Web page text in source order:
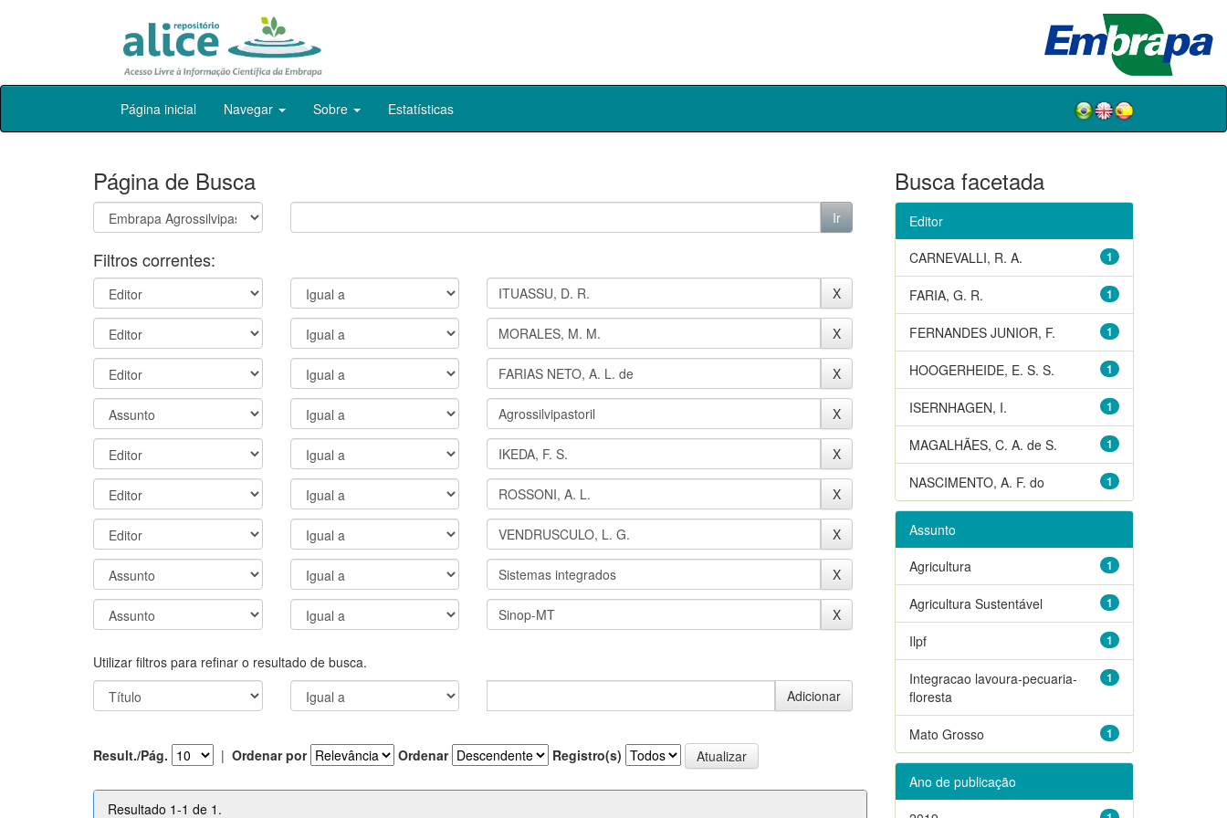
Skip
Página inicial Navegar Sobre Estatísticas
Página de Busca
Filtros correntes:
Utilizar filtros para refinar o resultado de busca.
Result./Pág. | Ordenar por Ordenar Registro(s)
Resultado 1-1 de 1.
Busca facetada
Editor
1
CARNEVALLI, R. A.
1
FARIA, G. R.
1
FERNANDES JUNIOR, F.
1
HOOGERHEIDE, E. S. S.
1
ISERNHAGEN, I.
1
MAGALHÃES, C. A. de S.
1
NASCIMENTO, A. F. do
Assunto
1
Agricultura
1
Agricultura Sustentável
1
Ilpf
1
Integracao lavoura-pecuaria-
floresta
1
Mato Grosso
Ano de publicação